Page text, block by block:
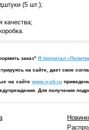
(5 шт.);
качества;
заказ" Я прочитал
на сайте, дает свое
на сайте www.n-sb.ru
Для получения